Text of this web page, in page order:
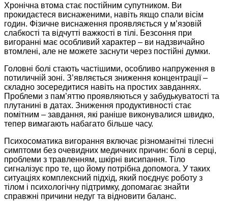
Хронічна втома стає постійним супутником. Ви
прокидаєтеся виснаженими, навіть якщо спали вісім
годин. Фізичне виснаження проявляється у м’язовій
слабкості та відчутті важкості в тілі. Безсоння при
вигоранні має особливий характер – ви надзвичайно
втомлені, але не можете заснути через постійні думки.
Головні болі стають частішими, особливо напруження в
потиличній зоні. З’являється зниження концентрації –
складно зосередитися навіть на простих завданнях.
Проблеми з пам’яттю проявляються у забудькуватості та
плутанині в датах. Зниження продуктивності стає
помітним – завдання, які раніше виконувалися швидко,
тепер вимагають набагато більше часу.
Психосоматика вигорання включає різноманітні тілесні
симптоми без очевидних медичних причин: болі в серці,
проблеми з травленням, шкірні висипання. Тіло
сигналізує про те, що йому потрібна допомога. У таких
ситуаціях комплексний підхід, який поєднує роботу з
тілом і психологічну підтримку, допомагає знайти
справжні причини недуг та відновити баланс.